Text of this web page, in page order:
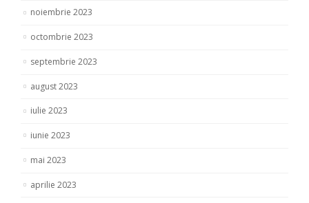
noiembrie 2023
octombrie 2023
septembrie 2023
august 2023
iulie 2023
iunie 2023
mai 2023
aprilie 2023